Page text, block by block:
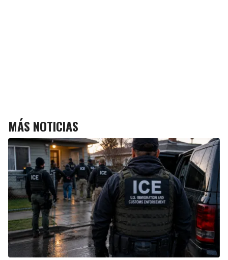
MÁS NOTICIAS